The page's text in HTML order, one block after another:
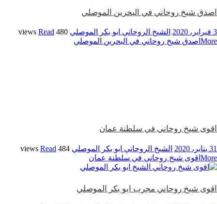
اصدق شيخ روحاني في البحرين الموصلي
3 فبراير، 2020 الشيخ الروحاني ابو بكر الموصلي 480 views
Read
More اصدق شيخ روحاني في البحرين الموصلي
اقوى شيخ روحاني في سلطنة عمان
31 يناير، 2020 الشيخ الروحاني ابو بكر الموصلي 484 views
Read
More اقوى شيخ روحاني في سلطنة عمان
اقوى شيخ روحاني مجرب ابو بكر الموصلي